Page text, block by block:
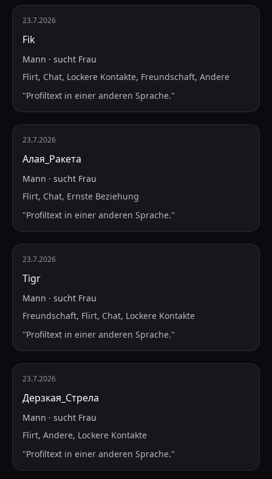
23.7.2026
Fik
Mann · sucht Frau
Flirt, Chat, Lockere Kontakte, Freundschaft, Andere
"Profiltext in einer anderen Sprache."
23.7.2026
Алая_Ракета
Mann · sucht Frau
Flirt, Chat, Ernste Beziehung
"Profiltext in einer anderen Sprache."
23.7.2026
Tigr
Mann · sucht Frau
Freundschaft, Flirt, Chat, Lockere Kontakte
"Profiltext in einer anderen Sprache."
23.7.2026
Дерзкая_Стрела
Mann · sucht Frau
Flirt, Andere, Lockere Kontakte
"Profiltext in einer anderen Sprache."